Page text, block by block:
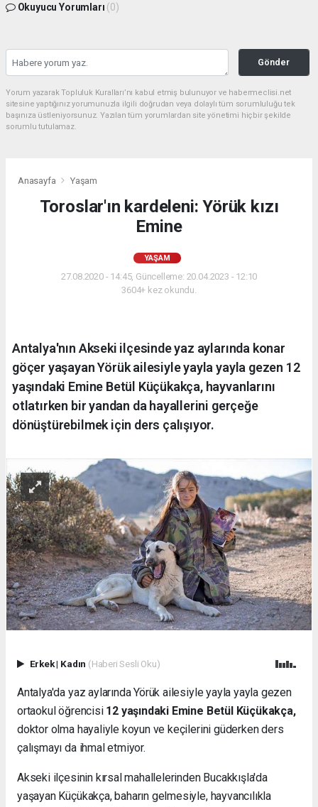
Okuyucu Yorumları (0)
Gönder
Yorum yazarak Topluluk Kuralları’nı kabul etmiş bulunuyor ve habermeclisi.net
sitesine yaptığınız yorumunuzla ilgili doğrudan veya dolaylı tüm sorumluluğu tek
başınıza üstleniyorsunuz. Yazılan tüm yorumlardan site yönetimi hiçbir şekilde
sorumlu tutulamaz.
Anasayfa Yaşam
Toroslar'ın kardeleni: Yörük kızı
Emine
YAŞAM
27.08.2020 - 14:45, Güncelleme: 20.04.2023 - 12:10
3604+ kez okundu.
Antalya'nın Akseki ilçesinde yaz aylarında konar
göçer yaşayan Yörük ailesiyle yayla yayla gezen 12
yaşındaki Emine Betül Küçükakça, hayvanlarını
otlatırken bir yandan da hayallerini gerçeğe
dönüştürebilmek için ders çalışıyor.
Erkek| Kadın (Haberi Sesli Oku)
Antalya'da yaz aylarında Yörük ailesiyle yayla yayla gezen
ortaokul öğrencisi 12 yaşındaki Emine Betül Küçükakça,
doktor olma hayaliyle koyun ve keçilerini güderken ders
çalışmayı da ihmal etmiyor.
Akseki ilçesinin kırsal mahallelerinden Bucakkışla'da
yaşayan Küçükakça, baharın gelmesiyle, hayvancılıkla